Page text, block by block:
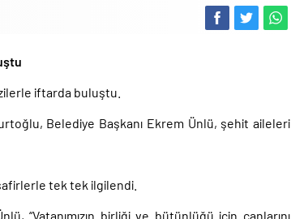
iftarda buluştu.
Belediye Başkanı Ekrem Ünlü, şehit aileleri
tek tek ilgilendi.
“Vatanımızın birliği ve bütünlüğü için canlarını